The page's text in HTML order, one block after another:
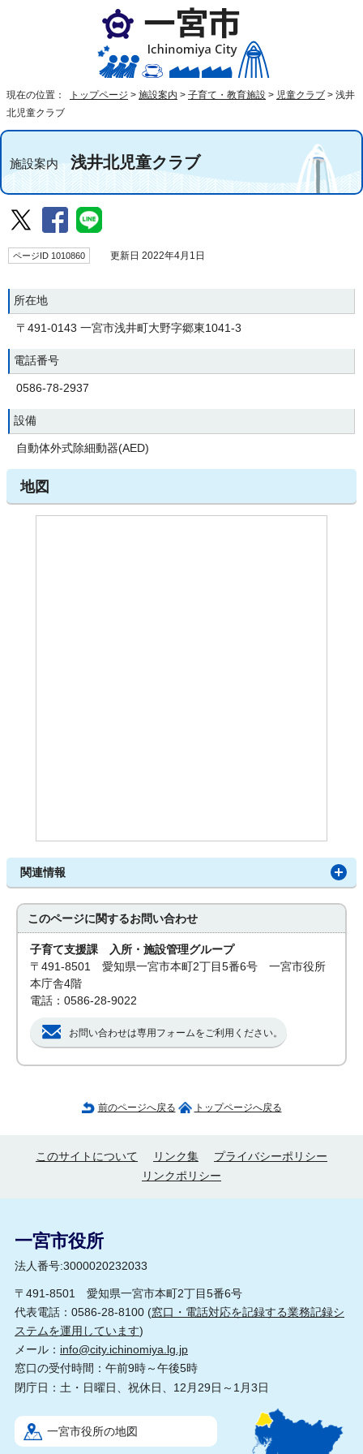
現在の位置： トップページ > 施設案内 > 子育て・教育施設 > 児童クラブ > 浅井
北児童クラブ
施設案内浅井北児童クラブ
ページID 1010860 更新日 2022年4月1日
所在地
〒491-0143 一宮市浅井町大野字郷東1041-3
電話番号
0586-78-2937
設備
自動体外式除細動器(AED)
地図
関連情報
このページに関するお問い合わせ
子育て支援課 入所・施設管理グループ
〒491-8501 愛知県一宮市本町2丁目5番6号 一宮市役所
本庁舎4階
電話：0586-28-9022
お問い合わせは専用フォームをご利用ください。
前のページへ戻る トップページへ戻る
このサイトについて リンク集
プライバシーポリシー
リンクポリシー
一宮市役所
法人番号:3000020232033
〒491-8501 愛知県一宮市本町2丁目5番6号
代表電話：0586-28-8100 (窓口・電話対応を記録する業務記録シ
ステムを運用しています)
メール： info@city.ichinomiya.lg.jp
窓口の受付時間：午前9時～午後5時
閉庁日：土・日曜日、祝休日、12月29日～1月3日
一宮市役所の地図